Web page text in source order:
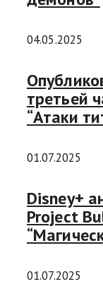
04.05.2025
третьей
“Атаки
01.07.2025
Disney+
Project
01.07.2025